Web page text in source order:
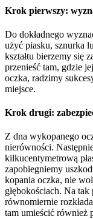
Krok pierwszy:
Do dokładnego
użyć piasku, sznurka
kształtu bierzemy się
przenieść tam, gdzie
oczka, radzimy
miejsce.
Krok drugi:
Z dna wykopanego
nierówności.
kilkucentymetrową
zapobiegniemy
kopania oczka, nie
głębokościach. Na
równomiernie
tam umieścić również